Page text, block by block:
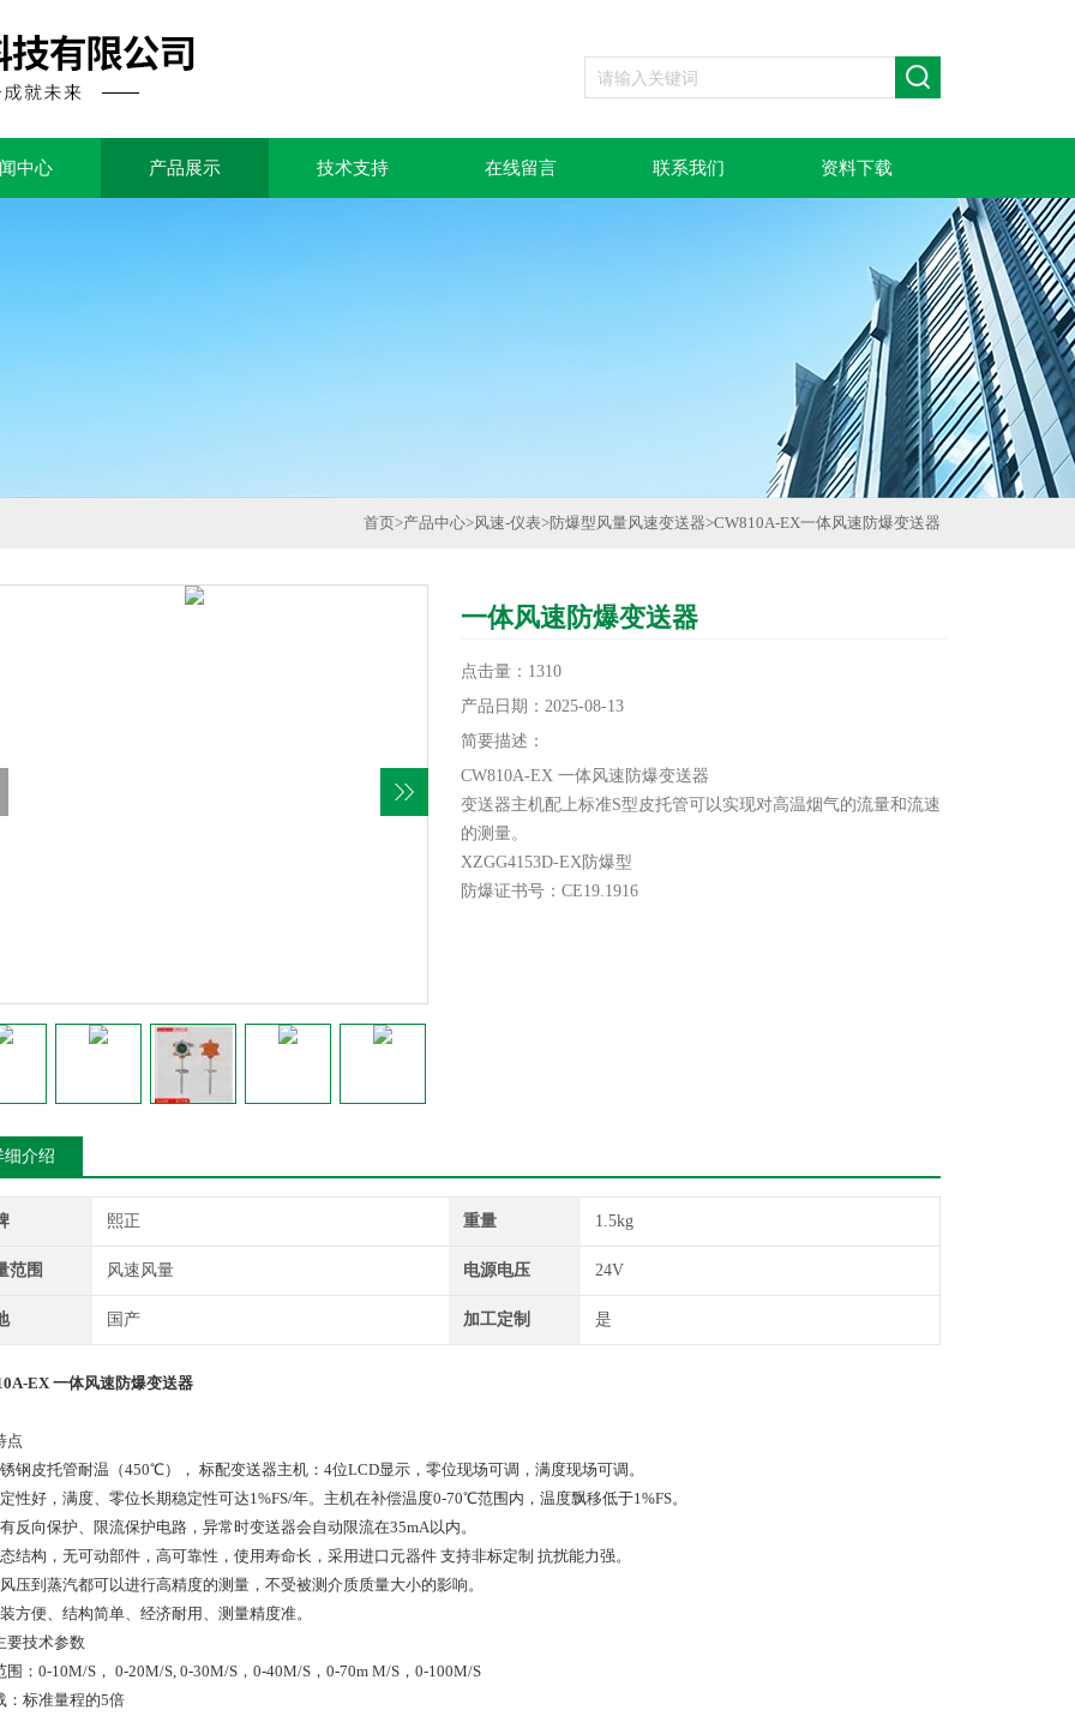
中心 产品展示 技术支持 在线留言 联系我们 资料下载
首页>产品中心>风速-仪表>防爆型风量风速变送器>CW810A-EX一体风速防爆变送器
一体风速防爆变送器
点击量：1310
产品日期：2025-08-13
简要描述：
CW810A-EX 一体风速防爆变送器
变送器主机配上标准S型皮托管可以实现对高温烟气的流量和流速
的测量。
XZGG4153D-EX防爆型
防爆证书号：CE19.1916
细介绍
熙正 重量 1.5kg
范围 风速风量 电源电压 24V
国产 加工定制 是
EX一体风速防爆变送器
点
钢皮托管耐温（450℃）， 标配变送器主机：4位LCD显示，零位现场可调，满度现场可调。
性好，满度、零位长期稳定性可达1%FS/年。主机在补偿温度0-70℃范围内，温度飘移低于1%FS。
反向保护、限流保护电路，异常时变送器会自动限流在35mA以内。
结构，无可动部件，高可靠性，使用寿命长，采用进口元器件 支持非标定制 抗扰能力强。
压到蒸汽都可以进行高精度的测量，不受被测介质质量大小的影响。
方便、结构简单、经济耐用、测量精度准。
要技术参数
围：0-10M/S， 0-20M/S, 0-30M/S，0-40M/S，0-70m M/S，0-100M/S
：标准量程的5倍